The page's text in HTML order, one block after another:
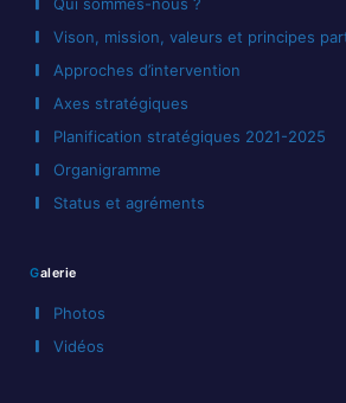
Qui sommes-nous ?
Vison, mission, valeurs et principes
Approches d’intervention
Axes stratégiques
Planification stratégiques 2021-2025
Organigramme
Status et agréments
Galerie
Photos
Vidéos